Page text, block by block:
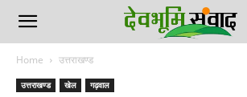
Home उत्तराखण्ड
उत्तराखण्ड खेल गढ़वाल